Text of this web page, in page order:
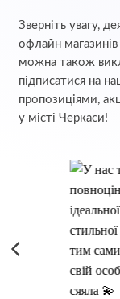
Зверніть увагу,
офлайн
можна також
підписатися на
пропозиціями,
у місті Черкаси!